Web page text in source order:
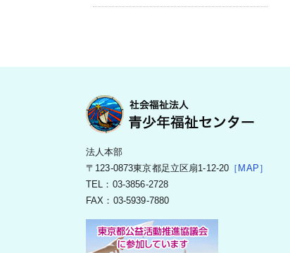
法人本部
〒123-0873東京都足立区扇1-12-20 ［MAP］
TEL：03-3856-2728
FAX：03-5939-7880